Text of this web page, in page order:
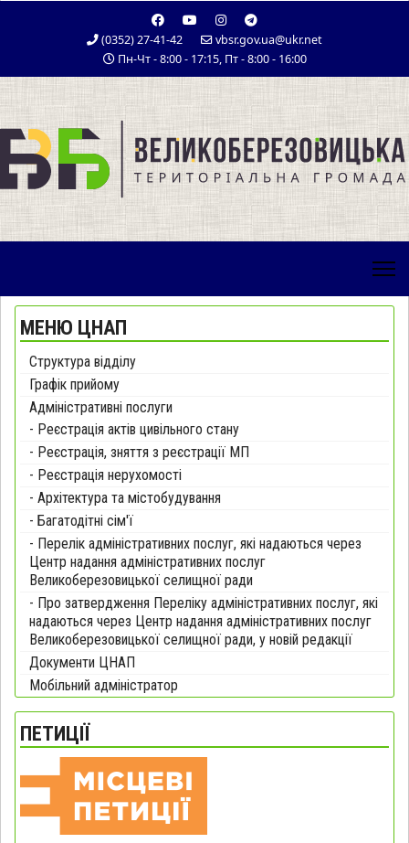
(0352) 27-41-42
vbsr.gov.ua@ukr.net
Пн-Чт - 8:00 - 17:15, Пт - 8:00 - 16:00
МЕНЮ ЦНАП
Структура відділу
Графік прийому
Адміністративні послуги
- Реєстрація актів цивільного стану
- Реєстрація, зняття з реєстрації МП
- Реєстрація нерухомості
- Архітектура та містобудування
- Багатодітні сім'ї
- Перелік адміністративних послуг, які надаються через
Центр надання адміністративних послуг
Великоберезовицької селищної ради
- Про затвердження Переліку адміністративних послуг, які
надаються через Центр надання адміністративних послуг
Великоберезовицької селищної ради, у новій редакції
Документи ЦНАП
Мобільний адміністратор
ПЕТИЦІЇ